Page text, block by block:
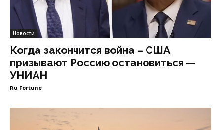
Новости
Когда закончится война – США
призывают Россию остановиться —
УНИАН
Ru Fortune